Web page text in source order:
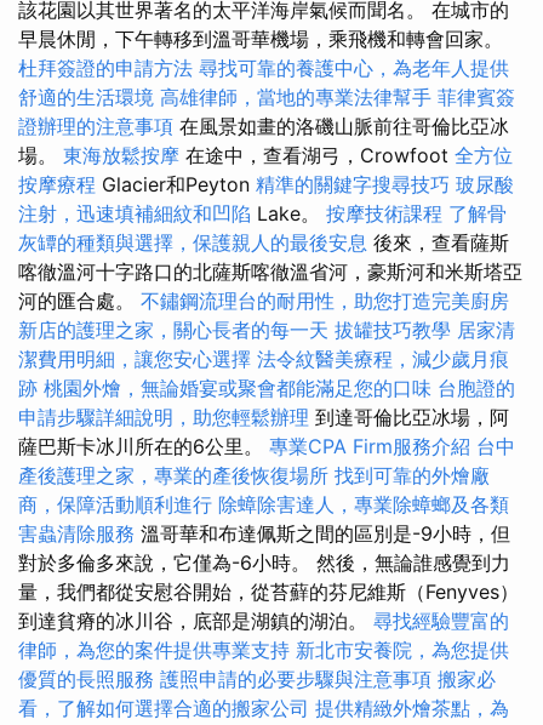
該花園以其世界著名的太平洋海岸氣候而聞名。 在城市的
早晨休閒，下午轉移到溫哥華機場，乘飛機和轉會回家。
杜拜簽證的申請方法 尋找可靠的養護中心，為老年人提供
舒適的生活環境 高雄律師，當地的專業法律幫手 菲律賓簽
證辦理的注意事項 在風景如畫的洛磯山脈前往哥倫比亞冰
場。 東海放鬆按摩 在途中，查看湖弓，Crowfoot 全方位
按摩療程 Glacier和Peyton 精準的關鍵字搜尋技巧 玻尿酸
注射，迅速填補細紋和凹陷 Lake。 按摩技術課程 了解骨
灰罈的種類與選擇，保護親人的最後安息 後來，查看薩斯
喀徹溫河十字路口的北薩斯喀徹溫省河，豪斯河和米斯塔亞
河的匯合處。 不鏽鋼流理台的耐用性，助您打造完美廚房
新店的護理之家，關心長者的每一天 拔罐技巧教學 居家清
潔費用明細，讓您安心選擇 法令紋醫美療程，減少歲月痕
跡 桃園外燴，無論婚宴或聚會都能滿足您的口味 台胞證的
申請步驟詳細說明，助您輕鬆辦理 到達哥倫比亞冰場，阿
薩巴斯卡冰川所在的6公里。 專業CPA Firm服務介紹 台中
產後護理之家，專業的產後恢復場所 找到可靠的外燴廠
商，保障活動順利進行 除蟑除害達人，專業除蟑螂及各類
害蟲清除服務 溫哥華和布達佩斯之間的區別是-9小時，但
對於多倫多來說，它僅為-6小時。 然後，無論誰感覺到力
量，我們都從安慰谷開始，從苔蘚的芬尼維斯（Fenyves）
到達貧瘠的冰川谷，底部是湖鎮的湖泊。 尋找經驗豐富的
律師，為您的案件提供專業支持 新北市安養院，為您提供
優質的長照服務 護照申請的必要步驟與注意事項 搬家必
看，了解如何選擇合適的搬家公司 提供精緻外燴茶點，為